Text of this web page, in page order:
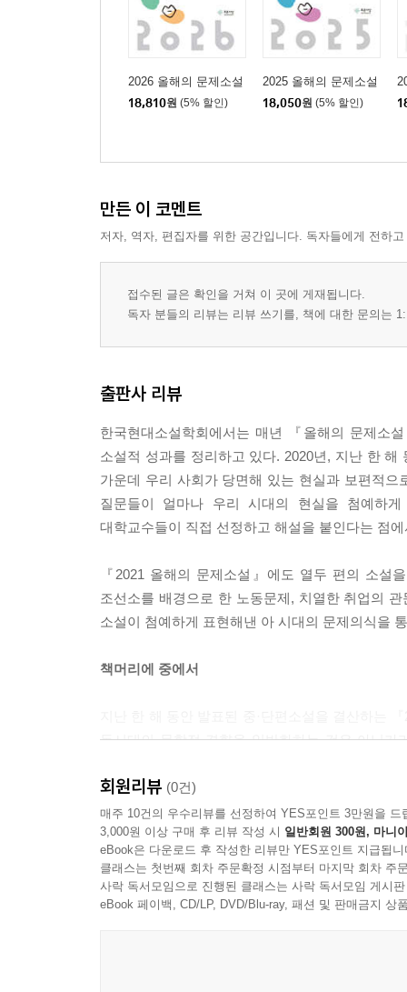
2026 올해의 문제소설
18,810원 (5% 할인)
2025 올해의 문제소설
18,050원 (5% 할인)
만든 이 코멘트
저자, 역자, 편집자를 위한 공간입니다. 독자들에게 전하
접수된 글은 확인을 거쳐 이 곳에 게재됩니다.
독자 분들의 리뷰는 리뷰 쓰기를, 책에 대한 문의는
출판사 리뷰
한국현대소설학회에서는 매년 『올해의 문제소
소설적 성과를 정리하고 있다. 2020년, 지난 한
가운데 우리 사회가 당면해 있는 현실과 보편적
질문들이 얼마나 우리 시대의 현실을 첨예하
대학교수들이 직접 선정하고 해설을 붙인다는 점에
『2021 올해의 문제소설』에도 열두 편의 소설
조선소를 배경으로 한 노동문제, 치열한 취업의
소설이 첨예하게 표현해낸 아 시대의 문제의식을
책머리에 중에서
동시대의 문학적 경향을 일반화하는 것은 아닌
‘문학주의’라는 절대적 대의에 대한 근본적인 의
다시 한번 “문학이란 무엇인가”라는 본질적인 물
새삼 말할 것도 없이 이 책은 (여타의 문학상 수상
것이다. 이는 획일화된 문학적 전범을 세우는 것
이러한 기획 및 발간 취지에 따라 우리는 작품을
회원리뷰 (0건)
매주 10건의 우수리뷰를 선정하여 YES포인트 3만원을 드
3,000원 이상 구매 후 리뷰 작성 시 일반회원 300원, 마니
eBook은 다운로드 후 작성한 리뷰만 YES포인트 지급됩니
클래스는 첫번째 회차 주문확정 시점부터 마지막 회차 주
사락 독서모임으로 진행된 클래스는 사락 독서모임 게시
eBook 페이백, CD/LP, DVD/Blu-ray, 패션 및 판매금지 상